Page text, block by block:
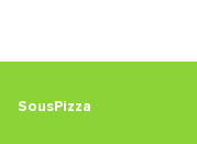
SousPizza